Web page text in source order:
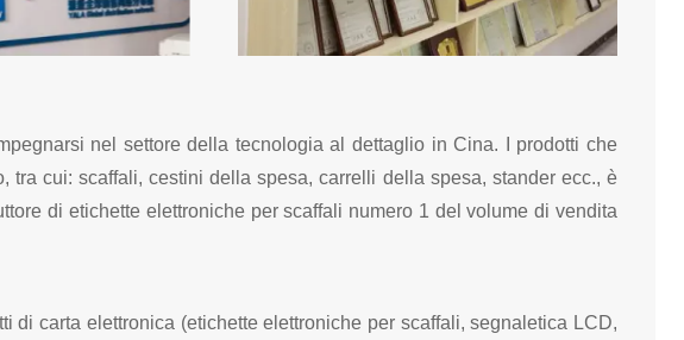
nel settore della tecnologia al dettaglio in Cina. I prodotti che
cui: scaffali, cestini della spesa, carrelli della spesa, stander ecc., è
di etichette elettroniche per scaffali numero 1 del volume di vendita
carta elettronica (etichette elettroniche per scaffali, segnaletica LCD,